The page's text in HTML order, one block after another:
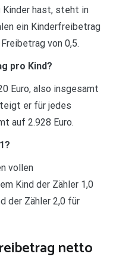
Kinder hast, steht in
ein Kinderfreibetrag
von 0,5.
pro Kind?
Euro, also insgesamt
er für jedes
auf 2.928 Euro.
vollen
Kind der Zähler 1,0
der Zähler 2,0 für
netto